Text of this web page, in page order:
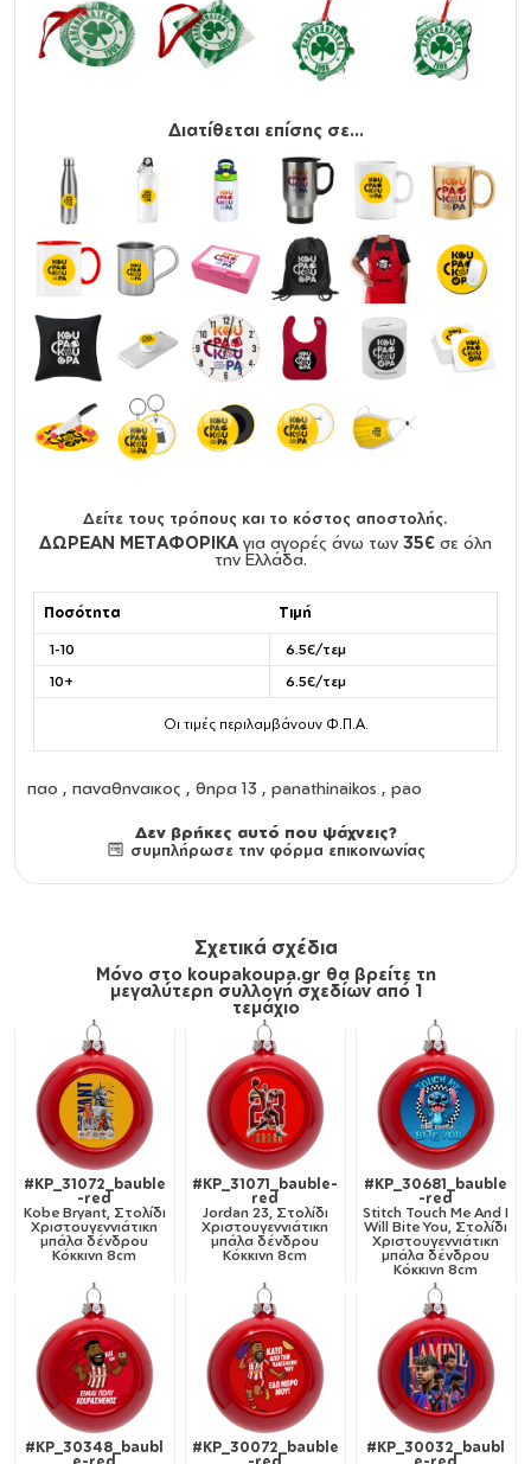
Διατίθεται επίσης σε...
Δείτε τους τρόπους και το κόστος αποστολής.
ΔΩΡΕΑΝ ΜΕΤΑΦΟΡΙΚΑ για αγορές άνω των 35€ σε όλη
την Ελλάδα.
Ποσότητα Τιμή
1-10
6.5€/τεμ
10+
6.5€/τεμ
Οι τιμές περιλαμβάνουν Φ.Π.Α.
παο , παναθηναικος , θηρα 13 , panathinaikos , pao
Δεν βρήκες αυτό που ψάχνεις?
συμπλήρωσε την φόρμα επικοινωνίας
Σχετικά σχέδια
Μόνο στο koupakoupa.gr θα βρείτε τη
μεγαλύτερη συλλογή σχεδίων από 1
τεμάχιο
#KP_31072_bauble
-red
Kobe Bryant, Στολίδι
Χριστουγεννιάτικη
μπάλα δένδρου
Κόκκινη 8cm
#KP_31071_bauble-
red
Jordan 23, Στολίδι
Χριστουγεννιάτικη
μπάλα δένδρου
Κόκκινη 8cm
#KP_30681_bauble
-red
Stitch Touch Me And I
Will Bite You, Στολίδι
Χριστουγεννιάτικη
μπάλα δένδρου
Κόκκινη 8cm
#KP_30348_baubl
#KP_30072_bauble
#KP_30032_baubl